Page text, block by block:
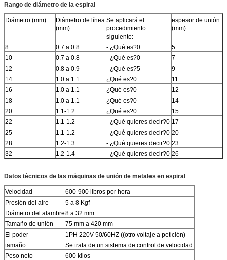
Rango de diámetro de la espiral
Diámetro (mm)
Diámetro de línea
(mm)
Se aplicará el
procedimiento
siguiente:
espesor de unión
(mm)
8 0.7 a 0.8 - ¿Qué es?0
5
10
0.7 a 0.8 - ¿Qué es?0
7
12
0.8 a 0.9 - ¿Qué es?5
9
14
1.0 a 1.1 ¿Qué es?0
11
16
1.0 a 1.1 ¿Qué es?0
12
18
1.0 a 1.1 ¿Qué es?0
14
20
1.1-1.2 ¿Qué es?0
15
22
1.1-1.2 - ¿Qué quieres decir?0 17
25
1.1-1.2 - ¿Qué quieres decir?0 20
28
1.2-1.3 - ¿Qué quieres decir?0 23
32
1.2-1.4 - ¿Qué quieres decir?0 26
Datos técnicos de las máquinas de unión de metales en espiral
Velocidad
600-900 libros por hora
Presión del aire
5 a 8 Kgf
Diámetro del alambre8 a 32 mm
Tamaño de unión
75 mm a 420 mm
El poder
1PH 220V 50/60HZ ((otro voltaje a petición)
tamaño
Se trata de un sistema de control de velocidad.
Peso neto
600 kilos